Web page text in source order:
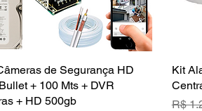
Visualização rápida
de Segurança HD
+ 100 Mts + DVR
+ HD 500gb
Kit
R$